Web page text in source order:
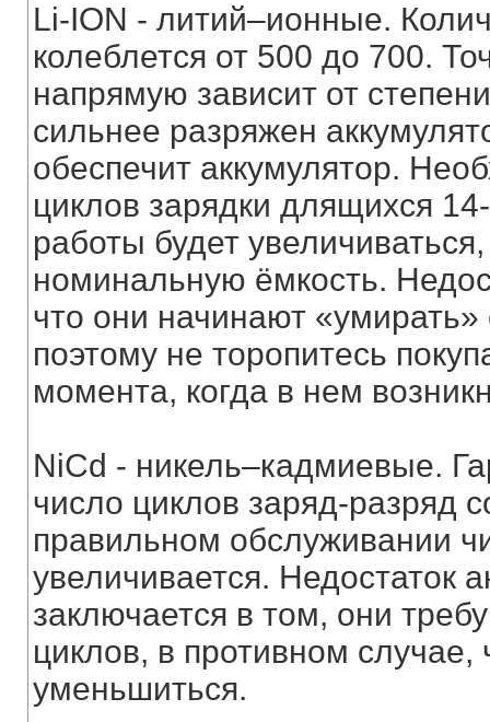
Li-ION - литий–ионные.
колеблется от 500 до 700.
напрямую зависит от
сильнее разряжен
обеспечит аккумулятор.
циклов зарядки длящихся
работы будет
номинальную ёмкость.
что они начинают
поэтому не торопитесь
момента, когда в нем
NiCd - никель–кадмиевые.
число циклов заряд-разряд
правильном обслуживании
увеличивается. Недостаток
заключается в том, они
циклов, в противном
уменьшиться.